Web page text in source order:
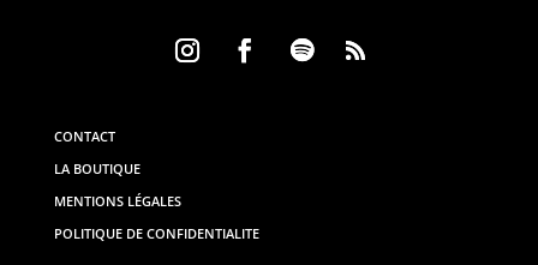
CONTACT
LA BOUTIQUE
MENTIONS LÉGALES
POLITIQUE DE CONFIDENTIALITE